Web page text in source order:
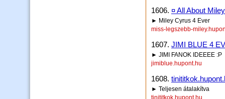
1606. ¤ All About
► Miley Cyrus 4 Ever
miss-legszebb-
1607. JIMI BLUE 4
► JIMI FANOK IDEEEE :P
jimiblue.hupont.hu
1608.
► Teljesen átalakítva
tinititkok.hupont.hu